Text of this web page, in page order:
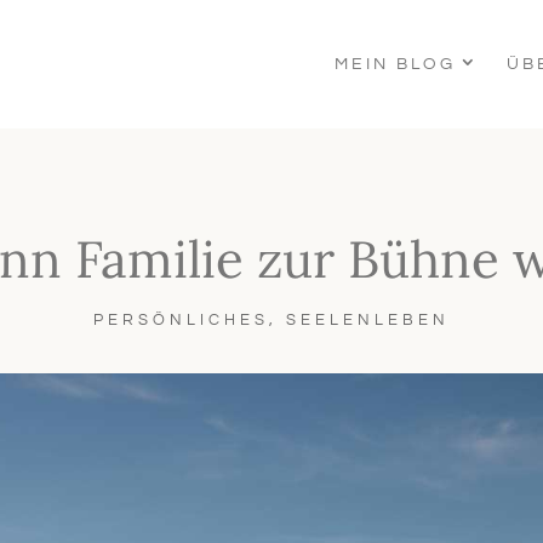
MEIN BLOG
Familie zur Bühne
PERSÖNLICHES , SEELENLEBEN